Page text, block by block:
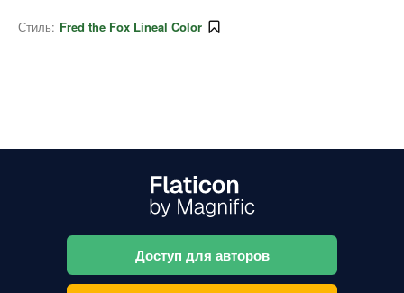
Стиль: Fred the Fox Lineal Color
Доступ для авторов